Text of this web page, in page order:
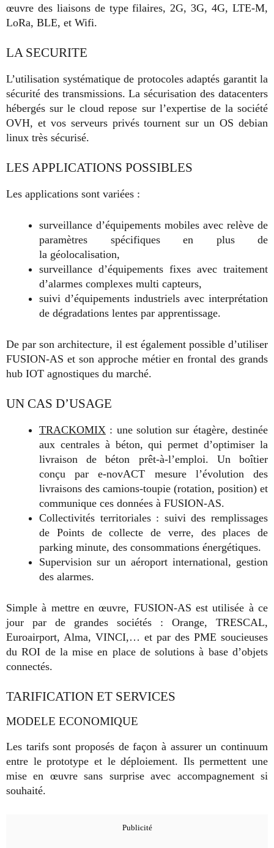
œuvre des liaisons de type filaires, 2G, 3G, 4G, LTE-M,
LoRa, BLE, et Wifi.
LA SECURITE
L’utilisation systématique de protocoles adaptés garantit la
sécurité des transmissions. La sécurisation des datacenters
hébergés sur le cloud repose sur l’expertise de la société
OVH, et vos serveurs privés tournent sur un OS debian
linux très sécurisé.
LES APPLICATIONS POSSIBLES
Les applications sont variées :
surveillance d’équipements mobiles avec relève de
paramètres spécifiques en plus de
la géolocalisation,
surveillance d’équipements fixes avec traitement
d’alarmes complexes multi capteurs,
suivi d’équipements industriels avec interprétation
de dégradations lentes par apprentissage.
De par son architecture, il est également possible d’utiliser
FUSION-AS et son approche métier en frontal des grands
hub IOT agnostiques du marché.
UN CAS D’USAGE
TRACKOMIX : une solution sur étagère, destinée
aux centrales à béton, qui permet d’optimiser la
livraison de béton prêt-à-l’emploi. Un boîtier
conçu par e-novACT mesure l’évolution des
livraisons des camions-toupie (rotation, position) et
communique ces données à FUSION-AS.
Collectivités territoriales : suivi des remplissages
de Points de collecte de verre, des places de
parking minute, des consommations énergétiques.
Supervision sur un aéroport international, gestion
des alarmes.
Simple à mettre en œuvre, FUSION-AS est utilisée à ce
jour par de grandes sociétés : Orange, TRESCAL,
Euroairport, Alma, VINCI,… et par des PME soucieuses
du ROI de la mise en place de solutions à base d’objets
connectés.
TARIFICATION ET SERVICES
MODELE ECONOMIQUE
Les tarifs sont proposés de façon à assurer un continuum
entre le prototype et le déploiement. Ils permettent une
mise en œuvre sans surprise avec accompagnement si
souhaité.